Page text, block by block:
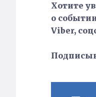
Хотите
о
Viber,